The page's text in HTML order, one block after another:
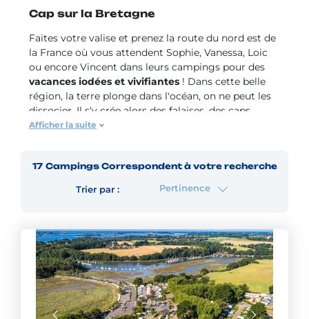
Cap sur la Bretagne
Faites votre valise et prenez la route du nord est de
la France où vous attendent Sophie, Vanessa, Loic
ou encore Vincent dans leurs campings pour des
vacances iodées et vivifiantes ! Dans cette belle
région, la terre plonge dans l'océan, on ne peut les
dissocier. Il s‘y crée alors des falaises, des caps
illuminés de phares, des langues de dunes et de
et Quiberonet vers les îles d'Ouessant, Glénan et
Belle Île en Mer. Le bord de mer s'anime de ports
aux vieux gréements, de villages de pêcheurs et de
Fière de son identité, la Bretagne regorge de
traditions celtes, fêtes folkloriques, légendes et
spécialités gourmandes. Laissez-vous charmer et
allez jusqu'au bout de ces légendes. Rendez-vous
sur laPointe du Raz, explorez la vallée des Saints
etpercez le mystère des alignements de Carnac
Afficher la suite
17 Campings Correspondent à votre recherche
Trier par : Pertinence